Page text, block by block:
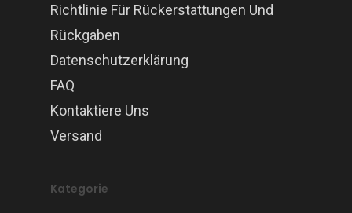
Richtlinie Für Rückerstattungen Und
Rückgaben
Datenschutzerklärung
FAQ
Kontaktiere Uns
Versand
Kategorie